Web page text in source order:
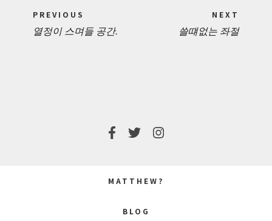
navigation
PREVIOUS
PREVIOUS
열정이 스며들 공간.
NEXT
쓸떄없는 좌절
MATTHEW?
BLOG